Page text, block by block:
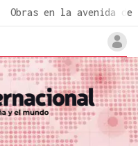
Obras en la avenida de